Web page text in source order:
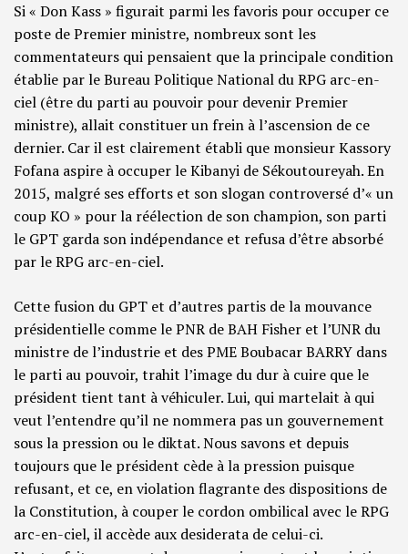
Si « Don Kass » figurait parmi les favoris pour occuper ce
poste de Premier ministre, nombreux sont les
commentateurs qui pensaient que la principale condition
établie par le Bureau Politique National du RPG arc-en-
ciel (être du parti au pouvoir pour devenir Premier
ministre), allait constituer un frein à l’ascension de ce
dernier. Car il est clairement établi que monsieur Kassory
Fofana aspire à occuper le Kibanyi de Sékoutoureyah. En
2015, malgré ses efforts et son slogan controversé d’« un
coup KO » pour la réélection de son champion, son parti
le GPT garda son indépendance et refusa d’être absorbé
par le RPG arc-en-ciel.
Cette fusion du GPT et d’autres partis de la mouvance
présidentielle comme le PNR de BAH Fisher et l’UNR du
ministre de l’industrie et des PME Boubacar BARRY dans
le parti au pouvoir, trahit l’image du dur à cuire que le
président tient tant à véhiculer. Lui, qui martelait à qui
veut l’entendre qu’il ne nommera pas un gouvernement
sous la pression ou le diktat. Nous savons et depuis
toujours que le président cède à la pression puisque
refusant, et ce, en violation flagrante des dispositions de
la Constitution, à couper le cordon ombilical avec le RPG
arc-en-ciel, il accède aux desiderata de celui-ci.